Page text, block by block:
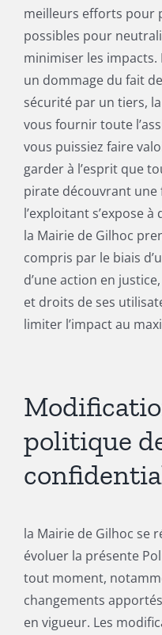
meilleurs efforts pour
possibles pour
minimiser les impacts.
un dommage du fait
sécurité par un tiers,
vous fournir toute
vous puissiez faire
garder à l’esprit que
pirate découvrant une
l’exploitant s’expose
la Mairie de Gilhoc
compris par le biais
d’une action en
et droits de ses
limiter l’impact au
politique
la Mairie de Gilhoc se
évoluer la présente
tout moment,
changements
en vigueur. Les